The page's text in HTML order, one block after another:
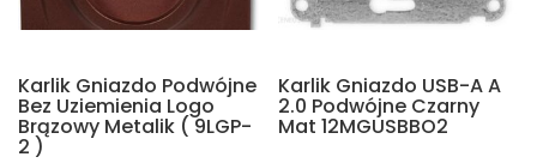
Karlik Gniazdo Podwójne
Bez Uziemienia Logo
Brązowy Metalik ( 9LGP-
2 )
Karlik Gniazdo USB-A A
2.0 Podwójne Czarny
Mat 12MGUSBBO2